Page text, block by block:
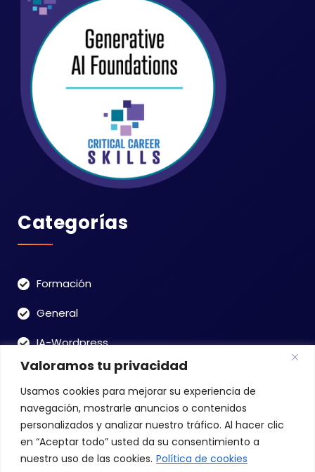
Valoramos tu privacidad
Usamos cookies para mejorar su experiencia de
navegación, mostrarle anuncios o contenidos
personalizados y analizar nuestro tráfico. Al hacer clic
en “Aceptar todo” usted da su consentimiento a
nuestro uso de las cookies. Política de cookies
Categorías
Formación
General
IA-Wordpress
OPENAI-ChatGPT
Uncategorized
Buscar